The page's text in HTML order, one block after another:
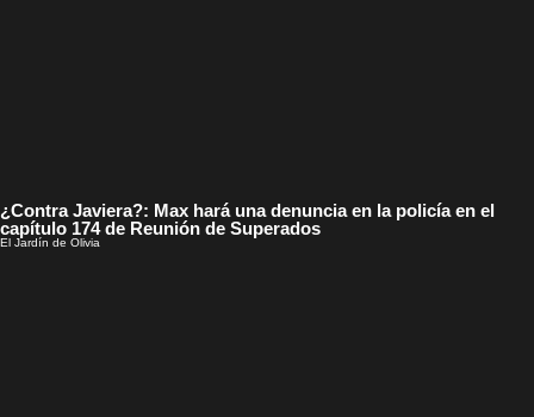
¿Contra Javiera?: Max hará una denuncia en la policía en el
capítulo 174 de Reunión de Superados
El Jardín de Olivia